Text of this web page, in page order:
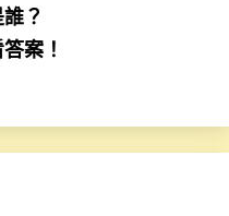
？
案！